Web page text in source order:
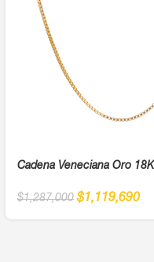
Cadena Veneciana Oro
$1,287,000 $1,119,690